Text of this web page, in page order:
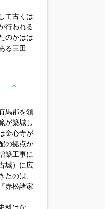
て古くは
行われる
のかはは
る三田
馬郡を領
が築城し
金心寺が
の拠点が
築工事に
城）に広
のは、
赤松諸家